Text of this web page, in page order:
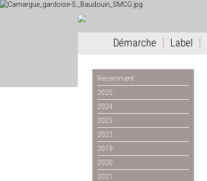
Démarche Label
Récemment
2025
2024
2023
2022
2019
2020
2021